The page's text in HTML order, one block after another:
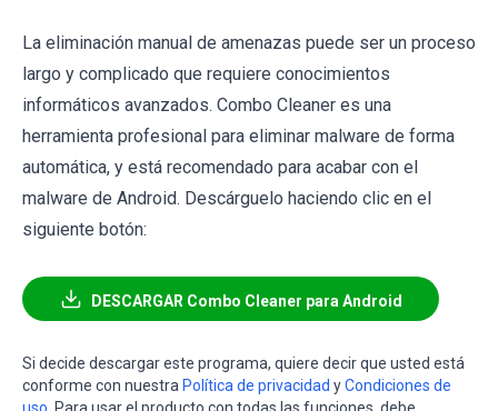
La eliminación manual de amenazas puede ser un proceso
largo y complicado que requiere conocimientos
informáticos avanzados. Combo Cleaner es una
herramienta profesional para eliminar malware de forma
automática, y está recomendado para acabar con el
malware de Android. Descárguelo haciendo clic en el
siguiente botón:
DESCARGAR Combo Cleaner para Android
Si decide descargar este programa, quiere decir que usted está
conforme con nuestra Política de privacidad yCondiciones de